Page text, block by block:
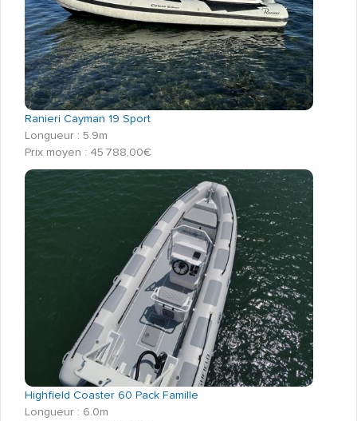
Ranieri Cayman 19 Sport
Longueur : 5.9m
Prix moyen : 45 788,00€
Highfield Coaster 60 Pack Famille
Longueur : 6.0m